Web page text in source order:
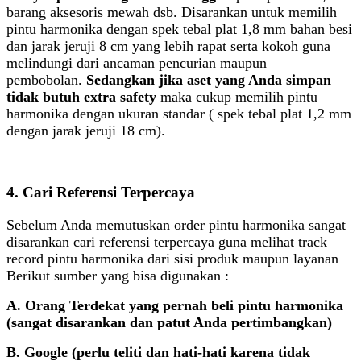
barang aksesoris mewah dsb. Disarankan untuk memilih
pintu harmonika dengan spek tebal plat 1,8 mm bahan besi
dan jarak jeruji 8 cm yang lebih rapat serta kokoh guna
melindungi dari ancaman pencurian maupun
pembobolan. Sedangkan jika aset yang Anda simpan
tidak butuh extra safety maka cukup memilih pintu
harmonika dengan ukuran standar ( spek tebal plat 1,2 mm
dengan jarak jeruji 18 cm).
4. Cari Referensi Terpercaya
Sebelum Anda memutuskan order pintu harmonika sangat
disarankan cari referensi terpercaya guna melihat track
record pintu harmonika dari sisi produk maupun layanan
Berikut sumber yang bisa digunakan :
A. Orang Terdekat yang pernah beli pintu harmonika
(sangat disarankan dan patut Anda pertimbangkan)
B. Google (perlu teliti dan hati-hati karena tidak